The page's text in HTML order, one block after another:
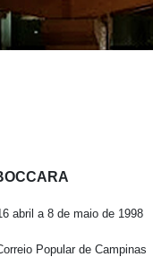
abril a 8 de maio de 1998
Popular de Campinas